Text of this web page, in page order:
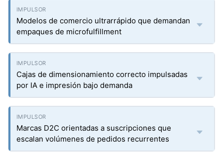
Modelos de comercio ultrarrápido que demandan
empaques de microfulfillment
Cajas de dimensionamiento correcto impulsadas
por IA e impresión bajo demanda
Marcas D2C orientadas a suscripciones que
escalan volúmenes de pedidos recurrentes